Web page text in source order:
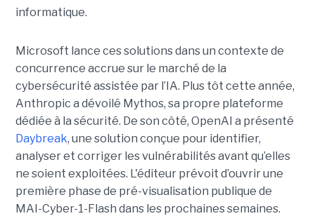
informatique.
Microsoft lance ces solutions dans un contexte de
concurrence accrue sur le marché de la
cybersécurité assistée par l’IA. Plus tôt cette année,
Anthropic a dévoilé Mythos, sa propre plateforme
dédiée à la sécurité. De son côté, OpenAI a présenté
Daybreak, une solution conçue pour identifier,
analyser et corriger les vulnérabilités avant qu’elles
ne soient exploitées. L'éditeur prévoit d’ouvrir une
première phase de pré-visualisation publique de
MAI-Cyber-1-Flash dans les prochaines semaines.